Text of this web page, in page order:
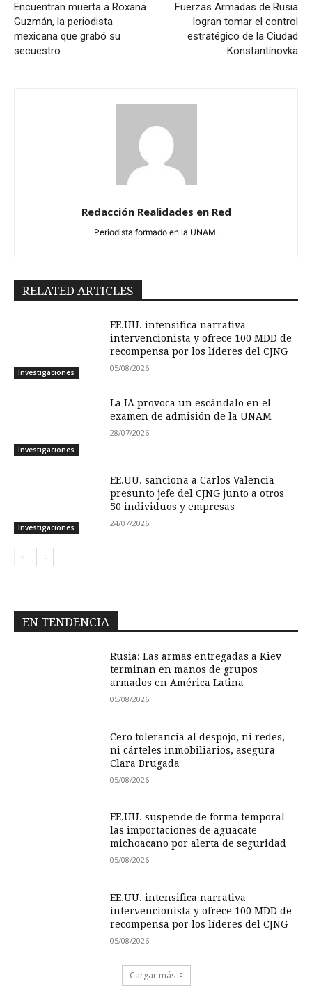
Encuentran muerta a Roxana
Guzmán, la periodista
mexicana que grabó su
secuestro
Fuerzas Armadas de Rusia
logran tomar el control
estratégico de la Ciudad
Konstantínovka
Redacción Realidades en Red
Periodista formado en la UNAM.
RELATED ARTICLES
Investigaciones
EE.UU. intensifica narrativa
intervencionista y ofrece 100 MDD de
recompensa por los líderes del CJNG
05/08/2026
Investigaciones
La IA provoca un escándalo en el
examen de admisión de la UNAM
28/07/2026
Investigaciones
EE.UU. sanciona a Carlos Valencia
presunto jefe del CJNG junto a otros
50 individuos y empresas
24/07/2026
EN TENDENCIA
Rusia: Las armas entregadas a Kiev
terminan en manos de grupos
armados en América Latina
05/08/2026
Cero tolerancia al despojo, ni redes,
ni cárteles inmobiliarios, asegura
Clara Brugada
05/08/2026
EE.UU. suspende de forma temporal
las importaciones de aguacate
michoacano por alerta de seguridad
05/08/2026
EE.UU. intensifica narrativa
intervencionista y ofrece 100 MDD de
recompensa por los líderes del CJNG
05/08/2026
Cargar más